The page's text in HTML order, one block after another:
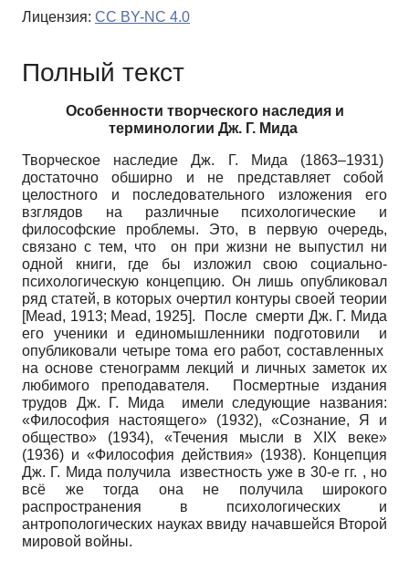
Лицензия: CC BY-NC 4.0
Полный текст
Особенности творческого наследия и
терминологии Дж. Г. Мида
Творческое наследие Дж. Г. Мида (1863–1931)
достаточно обширно и не представляет собой
целостного и последовательного изложения его
взглядов на различные психологические и
философские проблемы. Это, в первую очередь,
связано с тем, что он при жизни не выпустил ни
одной книги, где бы изложил свою социально-
психологическую концепцию. Он лишь опубликовал
ряд статей, в которых очертил контуры своей теории
[Mead, 1913; Mead, 1925]. После смерти Дж. Г. Мида
его ученики и единомышленники подготовили и
опубликовали четыре тома его работ, составленных
на основе стенограмм лекций и личных заметок их
любимого преподавателя. Посмертные издания
трудов Дж. Г. Мида имели следующие названия:
«Философия настоящего» (1932), «Сознание, Я и
общество» (1934), «Течения мысли в ХIХ веке»
(1936) и «Философия действия» (1938). Концепция
Дж. Г. Мида получила известность уже в30-е гг. , но
всё же тогда она не получила широкого
распространения в психологических и
антропологических науках ввиду начавшейся Второй
мировой войны.